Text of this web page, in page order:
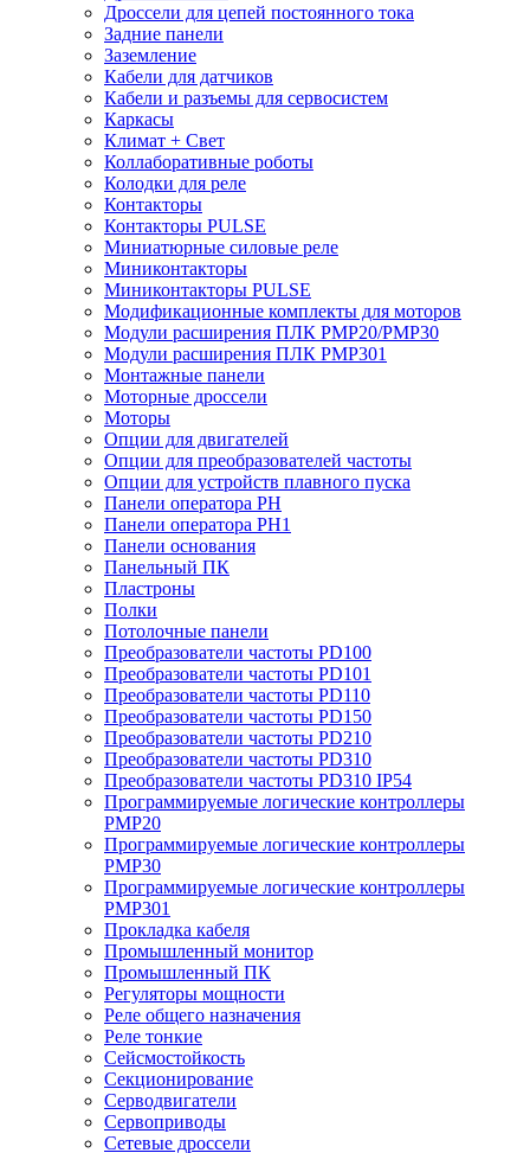
Дроссели для цепей постоянного тока
Задние панели
Заземление
Кабели для датчиков
Кабели и разъемы для сервосистем
Каркасы
Климат + Свет
Коллаборативные роботы
Колодки для реле
Контакторы
Контакторы PULSE
Миниатюрные силовые реле
Миниконтакторы
Миниконтакторы PULSE
Модификационные комплекты для моторов
Модули расширения ПЛК PMP20/PMP30
Модули расширения ПЛК PMP301
Монтажные панели
Моторные дроссели
Моторы
Опции для двигателей
Опции для преобразователей частоты
Опции для устройств плавного пуска
Панели оператора PH
Панели оператора PH1
Панели основания
Панельный ПК
Пластроны
Полки
Потолочные панели
Преобразователи частоты PD100
Преобразователи частоты PD101
Преобразователи частоты PD110
Преобразователи частоты PD150
Преобразователи частоты PD210
Преобразователи частоты PD310
Преобразователи частоты PD310 IP54
Программируемые логические контроллеры
PMP20
Программируемые логические контроллеры
PMP30
Программируемые логические контроллеры
PMP301
Прокладка кабеля
Промышленный монитор
Промышленный ПК
Регуляторы мощности
Реле общего назначения
Реле тонкие
Сейсмостойкость
Секционирование
Серводвигатели
Сервоприводы
Сетевые дроссели